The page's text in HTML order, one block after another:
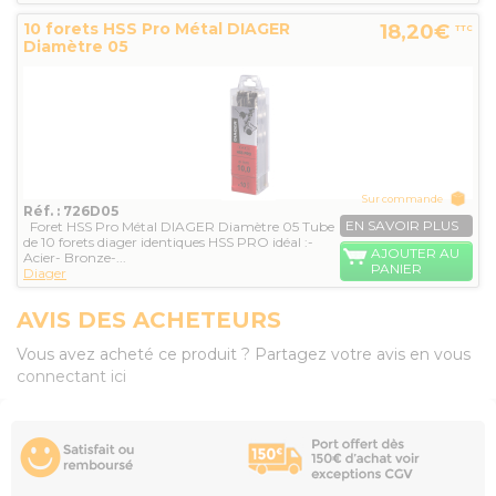
10 forets HSS Pro Métal DIAGER
Diamètre 05
18,20€ TTC
Réf. : 726D05
Foret HSS Pro Métal DIAGER Diamètre 05 Tube
de 10 forets diager identiques HSS PRO idéal :-
Acier- Bronze-...
Diager
Sur commande
EN SAVOIR PLUS
AJOUTER AU
PANIER
AVIS DES ACHETEURS
Vous avez acheté ce produit ? Partagez votre avis en vous
connectant ici